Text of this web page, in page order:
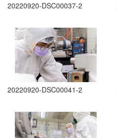
20220920-DSC00037-2
20220920-DSC00041-2